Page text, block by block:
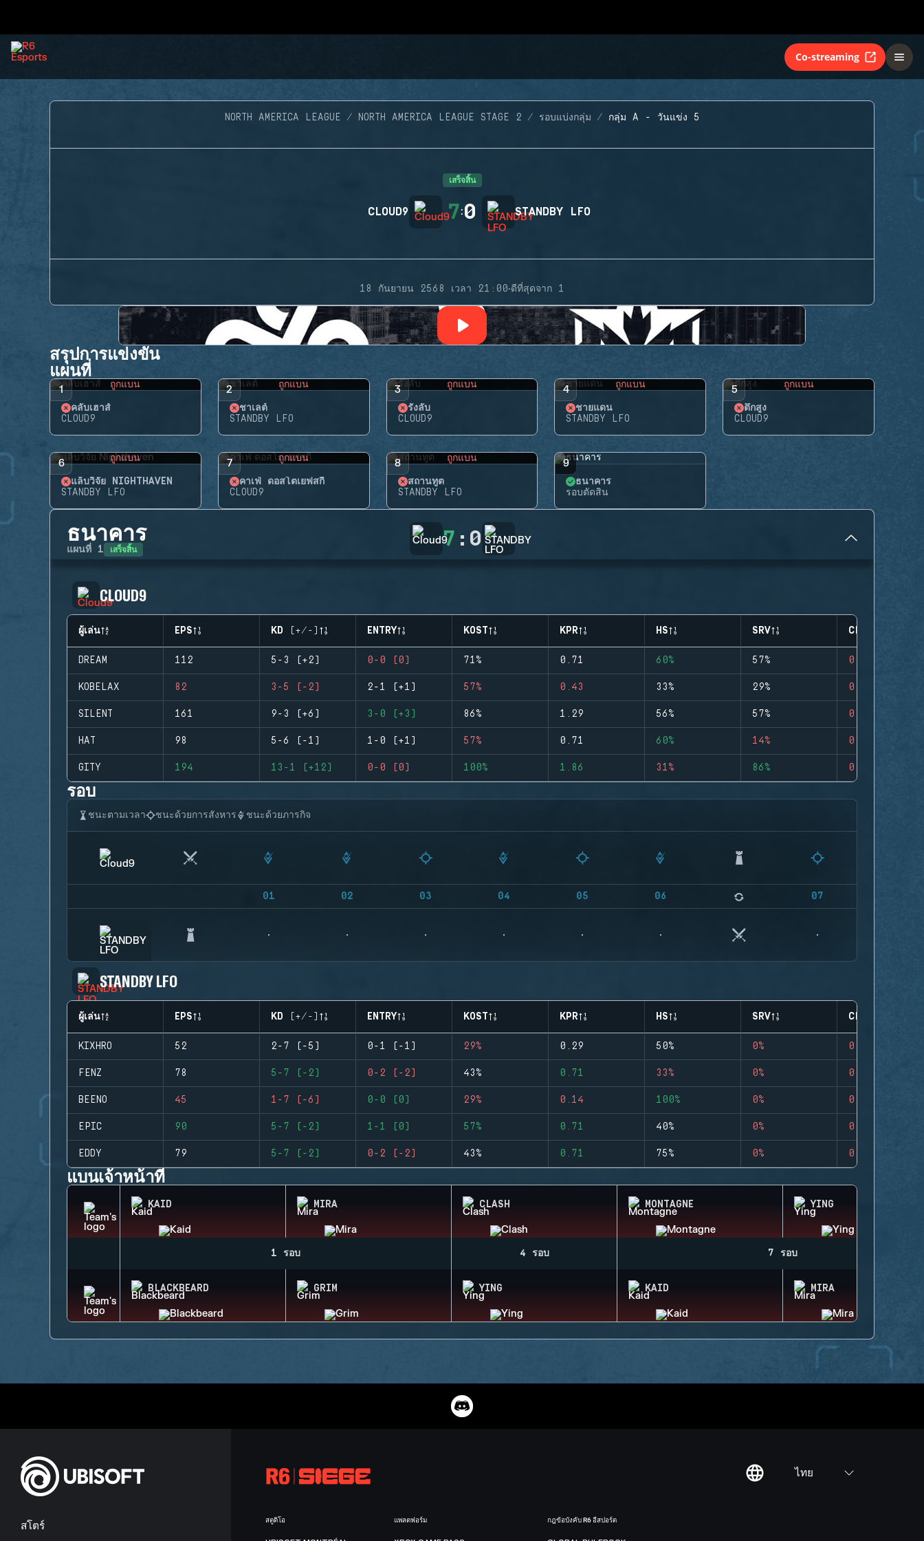
Co-streaming
NORTH AMERICA LEAGUE NORTH AMERICA LEAGUE STAGE 2 รอบแบ่งกลุ่ม กลุ่ม A - วันแข่ง 5
เสร็จสิ้น
CLOUD9 7:0 STANDBY LFO
18 กันยายน 2568 เวลา 21:00·ดีที่สุดจาก 1
สรุปการแข่งขัน
แผนที่
1 ถูกแบน
คลับเฮาส์
CLOUD9
2 ถูกแบน
ชาเลต์
STANDBY LFO
3 ถูกแบน
รังลับ
CLOUD9
4 ถูกแบน
ชายแดน
STANDBY LFO
5 ถูกแบน
ตึกสูง
CLOUD9
6 ถูกแบน
แล็บวิจัย NIGHTHAVEN
STANDBY LFO
7 ถูกแบน
คาเฟ่ ดอสโตเยฟสกี้
CLOUD9
8 ถูกแบน
สถานทูต
STANDBY LFO
9
ธนาคาร
รอบตัดสิน
ธนาคาร
แผนที่ 1 เสร็จสิ้น 7 : 0
CLOUD9
ผู้เล่น EPS KD (+/-) ENTRY KOST KPR HS SRV CLUTCHES
DREAM 112 5-3 (+2) 0-0 (0) 71% 0.71 60% 57% 0
KOBELAX 82 3-5 (-2) 2-1 (+1) 57% 0.43 33% 29% 0
SILENT 161 9-3 (+6) 3-0 (+3) 86% 1.29 56% 57% 0
HAT 98 5-6 (-1) 1-0 (+1) 57% 0.71 60% 14% 0
GITY 194 13-1 (+12) 0-0 (0) 100% 1.86 31% 86% 0
รอบ
ชนะตามเวลา ชนะด้วยการสังหาร ชนะด้วยภารกิจ
01 02 03 04 05 06 07
STANDBY LFO
ผู้เล่น EPS KD (+/-) ENTRY KOST KPR HS SRV CLUTCHES
KIXHRO 52 2-7 (-5) 0-1 (-1) 29% 0.29 50% 0% 0
FENZ 78 5-7 (-2) 0-2 (-2) 43% 0.71 33% 0% 0
BEENO 45 1-7 (-6) 0-0 (0) 29% 0.14 100% 0% 0
EPIC 90 5-7 (-2) 1-1 (0) 57% 0.71 40% 0% 0
EDDY 79 5-7 (-2) 0-2 (-2) 43% 0.71 75% 0% 0
แบนเจ้าหน้าที่
KAID MIRA CLASH MONTAGNE YING
1 รอบ 4 รอบ 7 รอบ
BLACKBEARD GRIM YING KAID MIRA
ไทย
สโตร์
สตูดิโอ แพลตฟอร์ม กฎข้อบังคับ R6 อีสปอร์ต